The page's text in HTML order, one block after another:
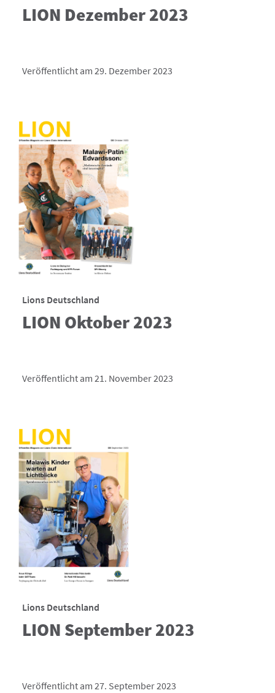
LION Dezember 2023
Veröffentlicht am 29. Dezember 2023
Lions Deutschland
LION Oktober 2023
Veröffentlicht am 21. November 2023
Lions Deutschland
LION September 2023
Veröffentlicht am 27. September 2023